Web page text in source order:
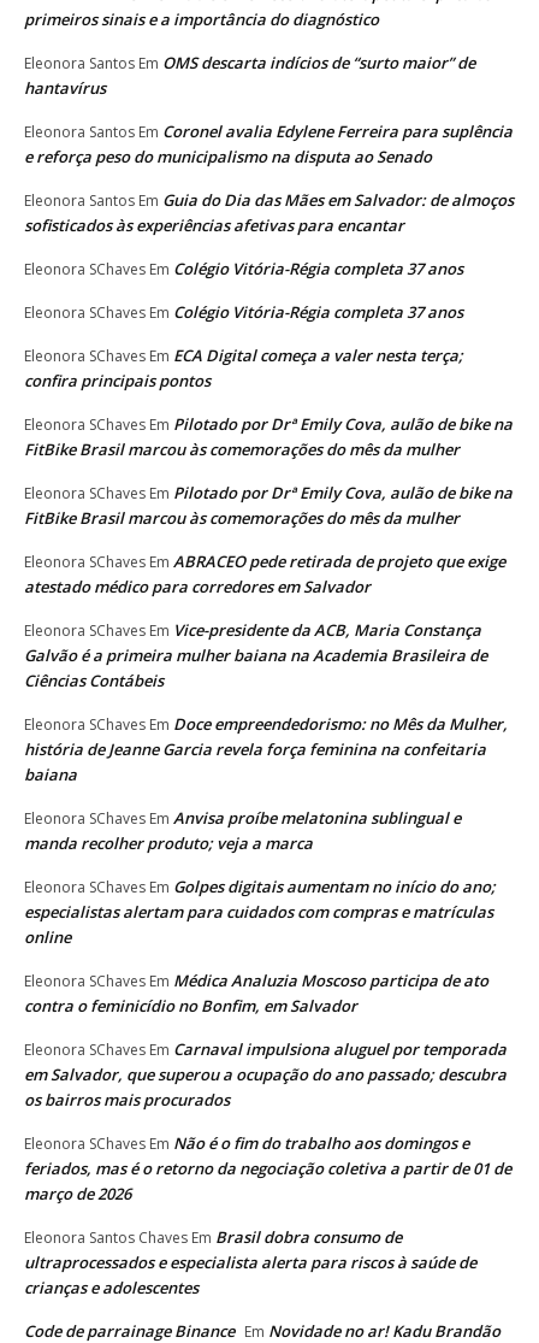
primeiros sinais e a importância do diagnóstico
Eleonora Santos Em OMS descarta indícios de “surto maior” de
hantavírus
Eleonora Santos Em Coronel avalia Edylene Ferreira para suplência
e reforça peso do municipalismo na disputa ao Senado
Eleonora Santos Em Guia do Dia das Mães em Salvador: de almoços
sofisticados às experiências afetivas para encantar
Eleonora SChaves Em Colégio Vitória-Régia completa 37 anos
Eleonora SChaves Em Colégio Vitória-Régia completa 37 anos
Eleonora SChaves Em ECA Digital começa a valer nesta terça;
confira principais pontos
Eleonora SChaves Em Pilotado por Drª Emily Cova, aulão de bike na
FitBike Brasil marcou às comemorações do mês da mulher
Eleonora SChaves Em Pilotado por Drª Emily Cova, aulão de bike na
FitBike Brasil marcou às comemorações do mês da mulher
Eleonora SChaves Em ABRACEO pede retirada de projeto que exige
atestado médico para corredores em Salvador
Eleonora SChaves Em Vice-presidente da ACB, Maria Constança
Galvão é a primeira mulher baiana na Academia Brasileira de
Ciências Contábeis
Eleonora SChaves Em Doce empreendedorismo: no Mês da Mulher,
história de Jeanne Garcia revela força feminina na confeitaria
baiana
Eleonora SChaves Em Anvisa proíbe melatonina sublingual e
manda recolher produto; veja a marca
Eleonora SChaves Em Golpes digitais aumentam no início do ano;
especialistas alertam para cuidados com compras e matrículas
online
Eleonora SChaves Em Médica Analuzia Moscoso participa de ato
contra o feminicídio no Bonfim, em Salvador
Eleonora SChaves Em Carnaval impulsiona aluguel por temporada
em Salvador, que superou a ocupação do ano passado; descubra
os bairros mais procurados
Eleonora SChaves Em Não é o fim do trabalho aos domingos e
feriados, mas é o retorno da negociação coletiva a partir de 01 de
março de 2026
Eleonora Santos Chaves Em Brasil dobra consumo de
ultraprocessados e especialista alerta para riscos à saúde de
crianças e adolescentes
Code de parrainage Binance Em Novidade no ar! Kadu Brandão